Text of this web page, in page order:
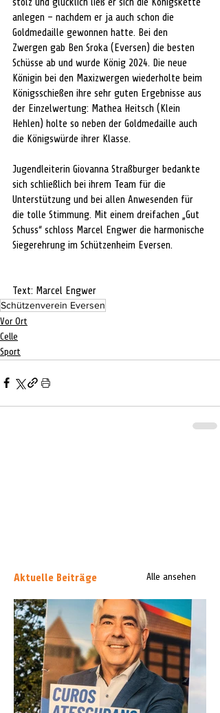
anlegen – nachdem er ja auch schon die
Goldmedaille gewonnen hatte. Bei den
Zwergen gab Ben Sroka (Eversen) die besten
Schüsse ab und wurde König 2024. Die neue
Königin bei den Maxizwergen wiederholte beim
Königsschießen ihre sehr guten Ergebnisse aus
der Einzelwertung: Mathea Heitsch (Klein
Hehlen) holte so neben der Goldmedaille auch
die Königswürde ihrer Klasse.
Jugendleiterin Giovanna Straßburger bedankte
sich schließlich bei ihrem Team für die
Unterstützung und bei allen Anwesenden für
die tolle Stimmung. Mit einem dreifachen „Gut
Schuss“ schloss Marcel Engwer die harmonische
Siegerehrung im Schützenheim Eversen.
Text: Marcel Engwer
Schützenverein Eversen
Vor Ort
Celle
Sport
Aktuelle Beiträge Alle ansehen